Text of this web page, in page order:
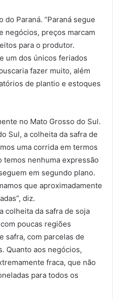
do Paraná. “Paraná segue
negócios, preços marcam
para o produtor.
um dos únicos feriados
fazer muito, além
de plantio e estoques
no Mato Grosso do Sul.
Sul, a colheita da safra de
uma corrida em termos
temos nenhuma expressão
em segundo plano.
que aproximadamente
diz.
colheita da safra de soja
poucas regiões
safra, com parcelas de
Quanto aos negócios,
fraca, que não
para todos os